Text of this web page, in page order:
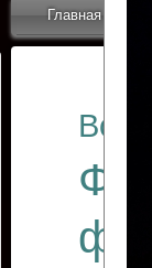
Главная
Все